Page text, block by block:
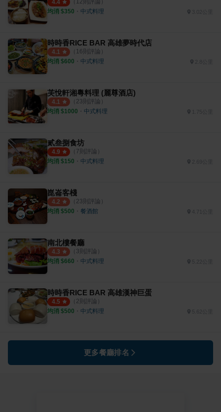
4.4 12則評論）
均消 $350 ・ 中式料理
時時香RICE BAR 高雄夢時代店
4.1 （ 16則評論）
均消 $600 ・ 中式料理
芙悅軒湘粵料理 (麗尊酒店)
4.1 （ 23則評論）
均消 $1000 ・ 中式料理 1.75公里
貳叁捌食坊
4.9 （ 7則評論）
均消 $150 ・ 中式料理
崑崙客棧
4.2 （ 23則評論）
均消 $500 ・ 餐酒館 4.71公里
南北樓餐廳
4.3 （ 3則評論）
均消 $660 ・ 中式料理 5.22公里
時時香RICE BAR 高雄漢神巨蛋
4.5 （ 2則評論）
均消 $500 ・ 中式料理 5.62公里
更多餐廳排名